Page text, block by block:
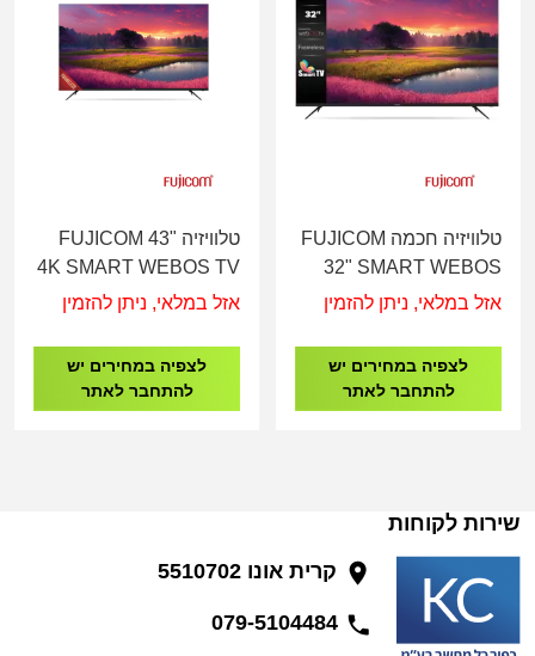
טלוויזיה חכמה FUJICOM
32" SMART WEBOS
TV FJ-32UIL900
אזל במלאי, ניתן להזמין
לצפיה במחירים יש
להתחבר לאתר
טלוויזיה FUJICOM 43"
4K SMART WEBOS TV
FJ-43UIL900
אזל במלאי, ניתן להזמין
לצפיה במחירים יש
להתחבר לאתר
שירות לקוחות
קרית אונו 5510702